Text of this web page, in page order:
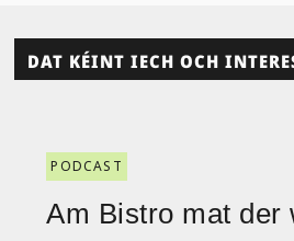
DAT KÉINT IECH OCH
PODCAST
Am Bistro mat der